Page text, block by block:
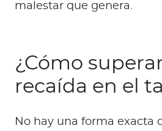
malestar que genera.
¿Cómo
recaída en el
No hay una forma exacta